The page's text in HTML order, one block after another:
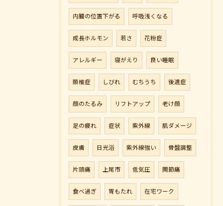
内臓の位置下がる 呼吸浅くなる
成長ホルモン 若さ 花粉症
アレルギー 寝がえり 良い睡眠
頚椎症 しびれ むちうち 後遺症
顔のたるみ リフトアップ 老け顔
足の疲れ 症状 紫外線 肌ダメージ
皮膚 日光浴 紫外線強い 骨盤調整
片頭痛 上尾市 低気圧 関節痛
食べ過ぎ 胃もたれ 在宅ワーク